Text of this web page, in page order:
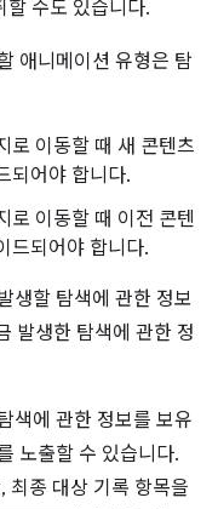
할 수도 있습니다.
애니메이션 유형은 탐
로 이동할 때 새 콘텐츠
되어야 합니다.
로 이동할 때 이전 콘텐
드되어야 합니다.
생할 탐색에 관한 정보
발생한 탐색에 관한 정
색에 관한 정보를 보유
노출할 수 있습니다.
최종 대상 기록 항목을